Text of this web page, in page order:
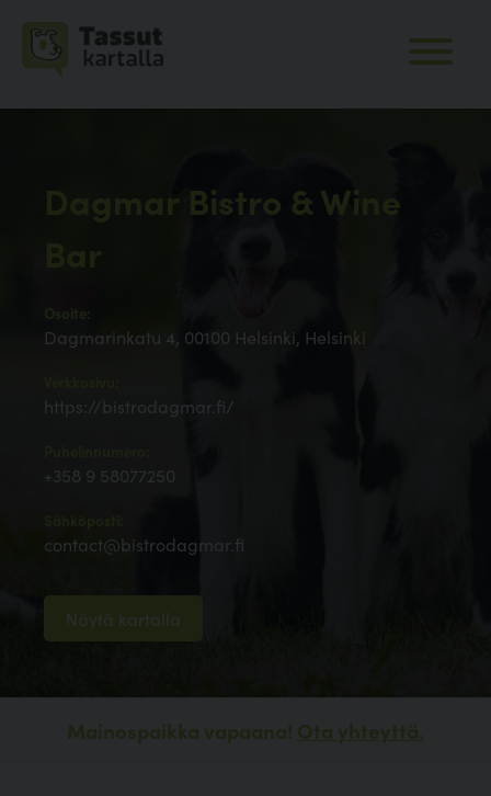
Dagmar Bistro & Wine
Osoite:
Dagmarinkatu 4, 00100 Helsinki, Helsinki
https://bistrodagmar.fi/
+358 9 58077250
contact@bistrodagmar.fi
Näytä kartalla
Mainospaikka vapaana! Ota yhteyttä.